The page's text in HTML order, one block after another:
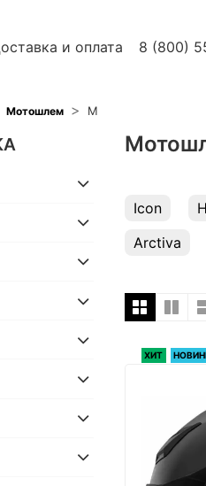
и оплата 8 (800)
Мотошлем M
Icon
Arctiva
ХИТ